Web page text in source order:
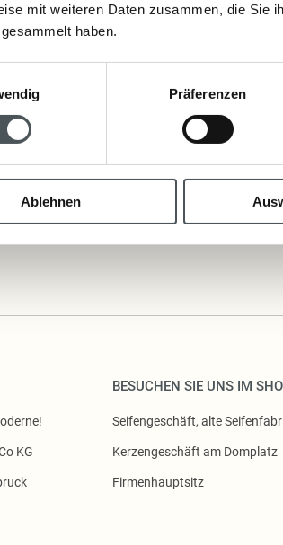
mit weiteren Daten zusammen, die Sie
haben.
Präferenzen
Ablehnen
KG
BESUCHEN SIE UNS IM
Seifengeschäft, alte
Kerzengeschäft am Domplatz
Firmenhauptsitz